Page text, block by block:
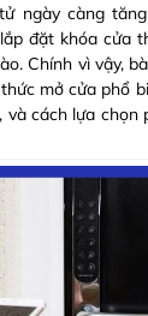
ngày càng
đặt khóa cửa
Chính vì vậy,
mở cửa phổ
và cách lựa chọn